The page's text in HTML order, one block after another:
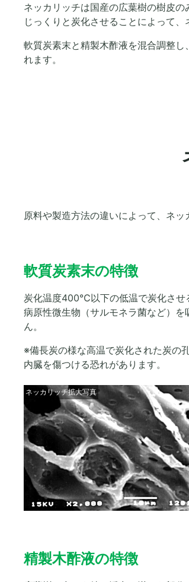
ネッカリッチは国産の広葉樹の樹皮
じっくりと炭化させることによって
軟質炭素末と精製木酢液を混合調整
れます。
原料や製造方法の違いによって、ネッ
軟質炭素末の特徴
炭化温度400℃以下の低温で炭化させ
病原性微生物（サルモネラ菌など）を
ん。
※備長炭の様な高温で炭化された炭の
内臓を傷つける恐れがあります。
ネッカリッチ拡大写真
精製木酢液の特徴